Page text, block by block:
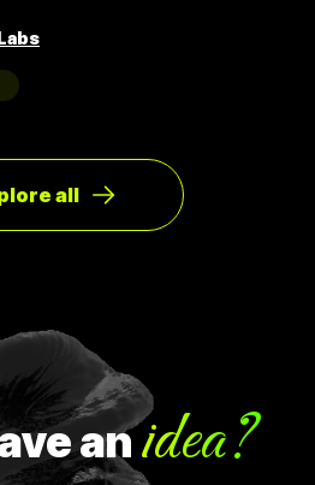
ที่แตกต่างกัน เราเลยมีแนวทาง
ปันเพื่อน ๆ เกี่ยวกับการจัดการ
กัน เรามาดูตัวอย่างกันเลยดีกว่า
value type ธรรมดา สามารถเขียน
all
anidea?